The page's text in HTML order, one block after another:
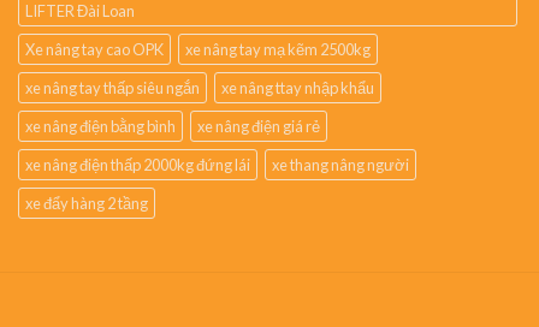
LIFTER Đài Loan
Xe nâng tay cao OPK
xe nâng tay mạ kẽm 2500kg
xe nâng tay thấp siêu ngắn
xe nâng ttay nhập khẩu
xe nâng điện bằng bình
xe nâng điện giá rẻ
xe nâng điện thấp 2000kg đứng lái
xe thang nâng người
xe đẩy hàng 2 tầng